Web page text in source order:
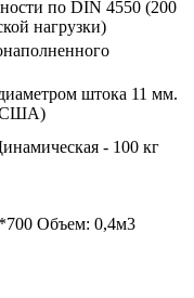
по DIN 4550 (200
нагрузки)
штока 11 мм.
(США)
- 100 кг
Объем: 0,4м3